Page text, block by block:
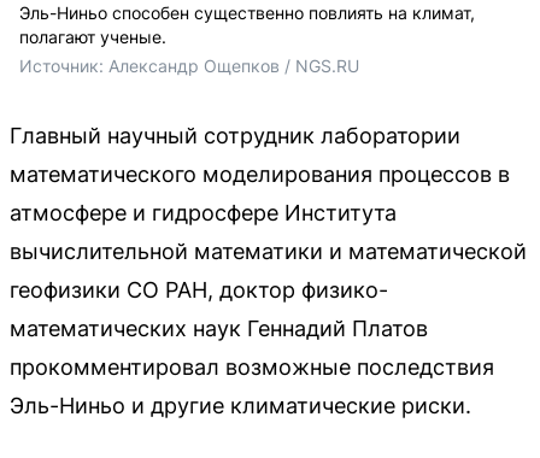
Эль-Ниньо способен существенно повлиять на климат,
полагают ученые.
Источник: Александр Ощепков / NGS.RU
Главный научный сотрудник лаборатории
математического моделирования процессов в
атмосфере и гидросфере Института
вычислительной математики и математической
геофизики СО РАН, доктор физико-
математических наук Геннадий Платов
прокомментировал возможные последствия
Эль-Ниньо и другие климатические риски.